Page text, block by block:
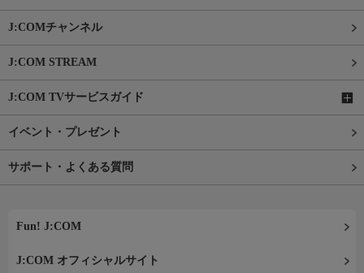
J:COMチャンネル
J:COM STREAM
J:COM TVサービスガイド
イベント・プレゼント
サポート・よくある質問
Fun! J:COM
J:COM オフィシャルサイト